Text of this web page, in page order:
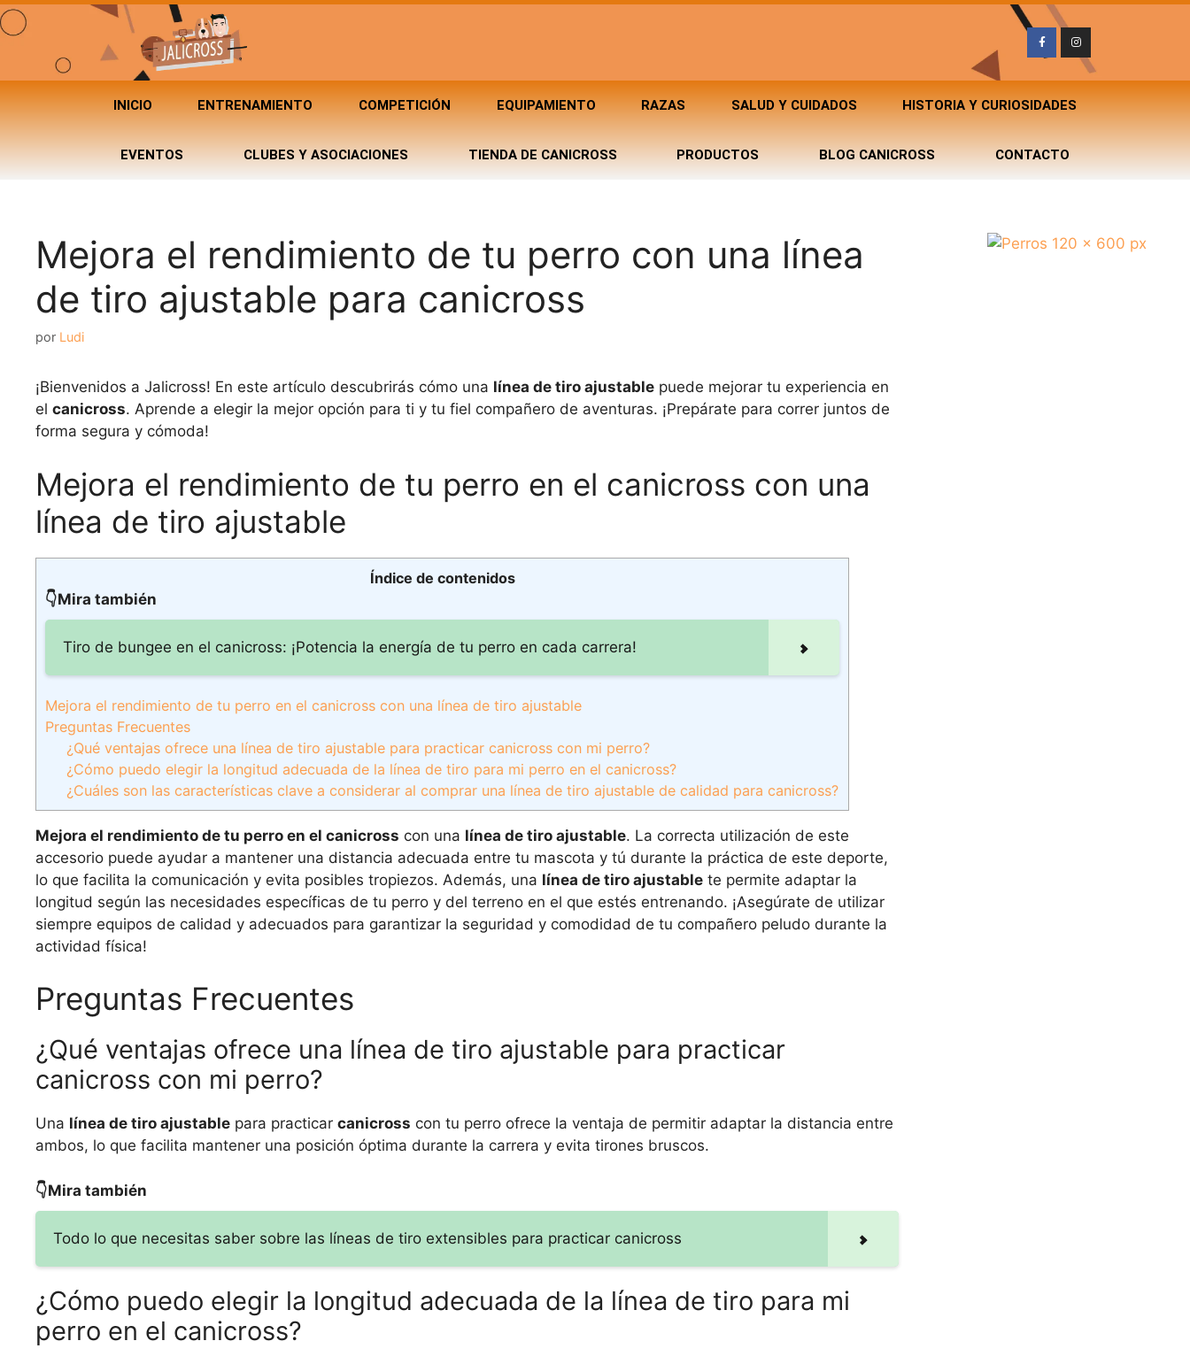
INICIO ENTRENAMIENTO COMPETICIÓN EQUIPAMIENTO RAZAS SALUD Y CUIDADOS HISTORIA Y CURIOSIDADES
EVENTOS CLUBES Y ASOCIACIONES TIENDA DE CANICROSS PRODUCTOS BLOG CANICROSS CONTACTO
Mejora el rendimiento de tu perro con una línea
de tiro ajustable para canicross
por Ludi
¡Bienvenidos a Jalicross! En este artículo descubrirás cómo una línea de tiro ajustable puede mejorar tu experiencia en
el canicross. Aprende a elegir la mejor opción para ti y tu fiel compañero de aventuras. ¡Prepárate para correr juntos de
forma segura y cómoda!
Mejora el rendimiento de tu perro en el canicross con una
línea de tiro ajustable
Índice de contenidos
👇Mira también
Tiro de bungee en el canicross: ¡Potencia la energía de tu perro en cada carrera!
Mejora el rendimiento de tu perro en el canicross con una línea de tiro ajustable
Preguntas Frecuentes
¿Qué ventajas ofrece una línea de tiro ajustable para practicar canicross con mi perro?
¿Cómo puedo elegir la longitud adecuada de la línea de tiro para mi perro en el canicross?
¿Cuáles son las características clave a considerar al comprar una línea de tiro ajustable de calidad para canicross?
Mejora el rendimiento de tu perro en el canicross con una línea de tiro ajustable. La correcta utilización de este
accesorio puede ayudar a mantener una distancia adecuada entre tu mascota y tú durante la práctica de este deporte,
lo que facilita la comunicación y evita posibles tropiezos. Además, una línea de tiro ajustable te permite adaptar la
longitud según las necesidades específicas de tu perro y del terreno en el que estés entrenando. ¡Asegúrate de utilizar
siempre equipos de calidad y adecuados para garantizar la seguridad y comodidad de tu compañero peludo durante la
actividad física!
Preguntas Frecuentes
¿Qué ventajas ofrece una línea de tiro ajustable para practicar
canicross con mi perro?
Una línea de tiro ajustable para practicar canicross con tu perro ofrece la ventaja de permitir adaptar la distancia entre
ambos, lo que facilita mantener una posición óptima durante la carrera y evita tirones bruscos.
👇Mira también
Todo lo que necesitas saber sobre las líneas de tiro extensibles para practicar canicross
¿Cómo puedo elegir la longitud adecuada de la línea de tiro para mi
perro en el canicross?